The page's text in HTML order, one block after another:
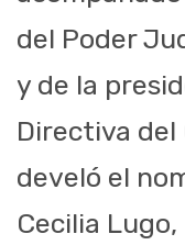
del Poder
y de la
Directiva del
develó el
Cecilia